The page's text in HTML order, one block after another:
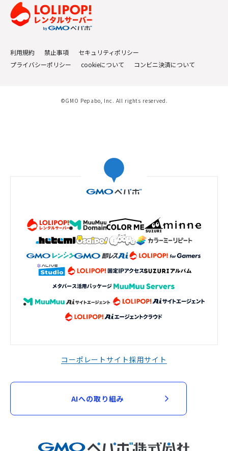
利用規約 禁止事項
セキュリティポリシー
プライバシーポリシー
cookieについて コンビニ決済について
©GMO Pepabo, Inc. All rights reserved.
コーポレートサイト採用サイト
AIへの取り組み